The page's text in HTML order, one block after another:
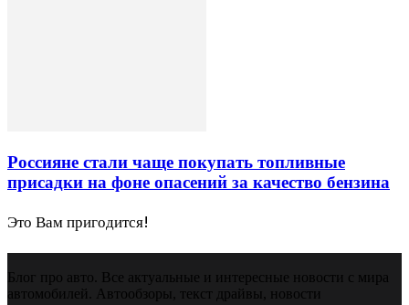
Россияне стали чаще покупать топливные
присадки на фоне опасений за качество бензина
Это Вам пригодится!
Блог про авто. Все актуальные и интересные новости с мира
автомобилей. Автообзоры, текст драйвы, новости